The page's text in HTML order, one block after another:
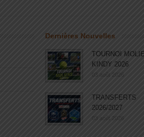
Dernières Nouvelles
TOURNOI
KINDY 2026
03 août 2026
TRANSFERTS
2026/2027
03 août 2026